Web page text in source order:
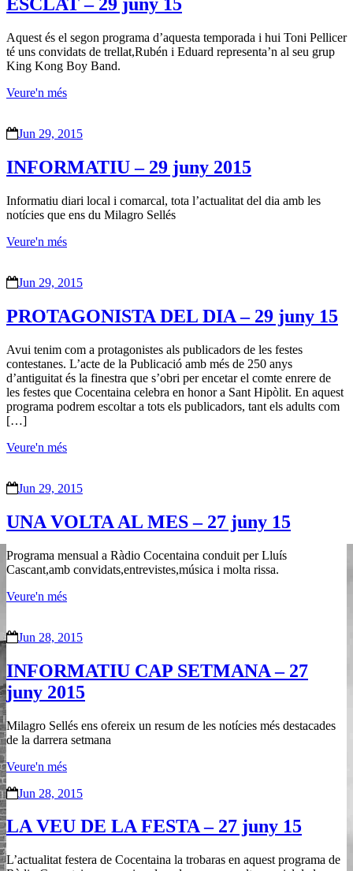
ESCLAT – 29 juny 15
Aquest és el segon programa d’aquesta temporada i hui Toni Pellicer
té uns convidats de trellat,Rubén i Eduard representa’n al seu grup
King Kong Boy Band.
Veure'n més
Jun 29, 2015
INFORMATIU – 29 juny 2015
Informatiu diari local i comarcal, tota l’actualitat del dia amb les
notícies que ens du Milagro Sellés
Veure'n més
Jun 29, 2015
PROTAGONISTA DEL DIA – 29 juny 15
Avui tenim com a protagonistes als publicadors de les festes
contestanes. L’acte de la Publicació amb més de 250 anys
d’antiguitat és la finestra que s’obri per encetar el comte enrere de
les festes que Cocentaina celebra en honor a Sant Hipòlit. En aquest
programa podrem escoltar a tots els publicadors, tant els adults com
[…]
Veure'n més
Jun 29, 2015
UNA VOLTA AL MES – 27 juny 15
Programa mensual a Ràdio Cocentaina conduit per Lluís
Cascant,amb convidats,entrevistes,música i molta rissa.
Veure'n més
Jun 28, 2015
INFORMATIU CAP SETMANA – 27
juny 2015
Milagro Sellés ens ofereix un resum de les notícies més destacades
de la darrera setmana
Veure'n més
Jun 28, 2015
LA VEU DE LA FESTA – 27 juny 15
L’actualitat festera de Cocentaina la trobaras en aquest programa de